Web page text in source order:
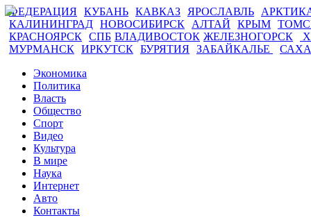
ФЕДЕРАЦИЯ КУБАНЬ КАВКАЗ ЯРОСЛАВЛЬ
КАЛИНИНГРАД НОВОСИБИРСК АЛТАЙ КРЫМ
КРАСНОЯРСК СПБ ВЛАДИВОСТОК ЖЕЛЕЗНОГОРСК
МУРМАНСК ИРКУТСК БУРЯТИЯ ЗАБАЙКАЛЬЕ САХА
Экономика
Политика
Власть
Общество
Спорт
Видео
Культура
В мире
Наука
Интернет
Авто
Контакты